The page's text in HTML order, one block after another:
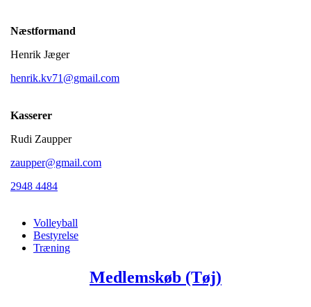
Næstformand
Henrik Jæger
henrik.kv71@gmail.com
Kasserer
Rudi Zaupper
zaupper@gmail.com
2948 4484
Volleyball
Bestyrelse
Træning
Medlemskøb (Tøj)